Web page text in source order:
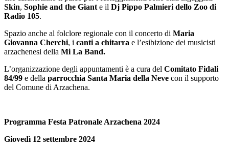
Skin, Sophie and the Giant e il Dj Pippo Palmieri dello Zoo di
Radio 105.
Spazio anche al folclore regionale con il concerto di Maria
Giovanna Cherchi, i canti a chitarra e l’esibizione dei musicisti
arzachenesi della Mi La Band.
L’organizzazione degli appuntamenti è a cura del Comitato Fidali
84/99 e della parrocchia Santa Maria della Neve con il supporto
del Comune di Arzachena.
Programma Festa Patronale Arzachena 2024
Giovedì 12 settembre 2024